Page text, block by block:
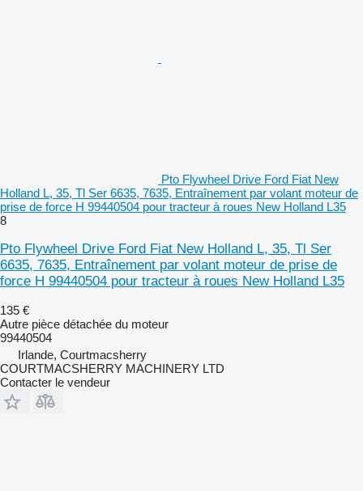
Pto Flywheel Drive Ford Fiat New
Holland L, 35, Tl Ser 6635, 7635, Entraînement par volant moteur de
prise de force H 99440504 pour tracteur à roues New Holland L35
8
Pto Flywheel Drive Ford Fiat New Holland L, 35, Tl Ser
6635, 7635, Entraînement par volant moteur de prise de
force H 99440504 pour tracteur à roues New Holland L35
135 €
Autre pièce détachée du moteur
99440504
Irlande, Courtmacsherry
COURTMACSHERRY MACHINERY LTD
Contacter le vendeur